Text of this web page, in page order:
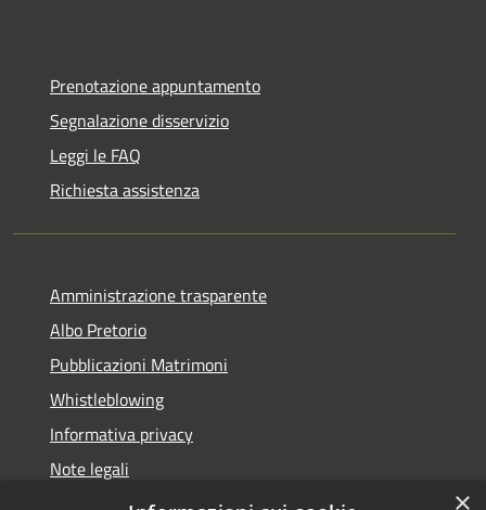
Prenotazione appuntamento
Segnalazione disservizio
Leggi le FAQ
Richiesta assistenza
Amministrazione trasparente
Albo Pretorio
Pubblicazioni Matrimoni
Whistleblowing
Informativa privacy
Note legali
Dichiarazione di accessibilità
×